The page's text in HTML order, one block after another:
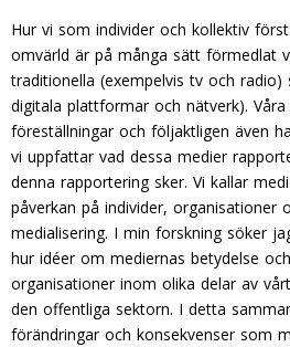
Hur vi som individer och kollektiv
omvärld är på många sätt förmedlat
traditionella (exempelvis tv och
digitala plattformar och nätverk). Våra
föreställningar och följaktligen även
vi uppfattar vad dessa medier
denna rapportering sker. Vi kallar
påverkan på individer, organisationer
medialisering. I min forskning söker
hur idéer om mediernas betydelse
organisationer inom olika delar av
den offentliga sektorn. I detta
förändringar och konsekvenser som